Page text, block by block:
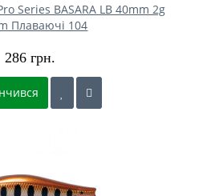
Series BASARA LB 40mm 2g
Плаваючі 104
286 грн.